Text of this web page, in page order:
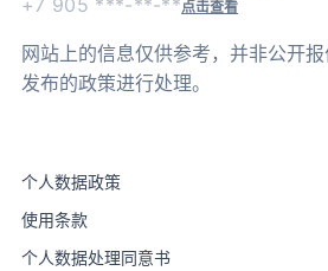
+7 905 ***-**-**点击查看
网站上的信息仅供参考，并非公开
发布的政策进行处理。
个人数据政策
使用条款
个人数据处理同意书